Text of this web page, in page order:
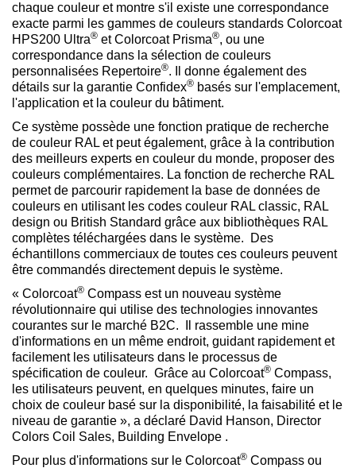
chaque couleur et montre s'il existe une correspondance
exacte parmi les gammes de couleurs standards Colorcoat
HPS200 Ultra® et Colorcoat Prisma®, ou une
correspondance dans la sélection de couleurs
personnalisées Repertoire®. Il donne également des
détails sur la garantie Confidex® basés sur l'emplacement,
l'application et la couleur du bâtiment.
Ce système possède une fonction pratique de recherche
de couleur RAL et peut également, grâce à la contribution
des meilleurs experts en couleur du monde, proposer des
couleurs complémentaires. La fonction de recherche RAL
permet de parcourir rapidement la base de données de
couleurs en utilisant les codes couleur RAL classic, RAL
design ou British Standard grâce aux bibliothèques RAL
complètes téléchargées dans le système. Des
échantillons commerciaux de toutes ces couleurs peuvent
être commandés directement depuis le système.
« Colorcoat® Compass est un nouveau système
révolutionnaire qui utilise des technologies innovantes
courantes sur le marché B2C. Il rassemble une mine
d'informations en un même endroit, guidant rapidement et
facilement les utilisateurs dans le processus de
spécification de couleur. Grâce au Colorcoat® Compass,
les utilisateurs peuvent, en quelques minutes, faire un
choix de couleur basé sur la disponibilité, la faisabilité et le
niveau de garantie », a déclaré David Hanson, Director
Colors Coil Sales, Building Envelope .
Pour plus d'informations sur le Colorcoat® Compass ou